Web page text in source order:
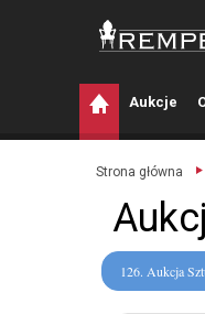
Aukcje
Strona główna
126. Aukcja